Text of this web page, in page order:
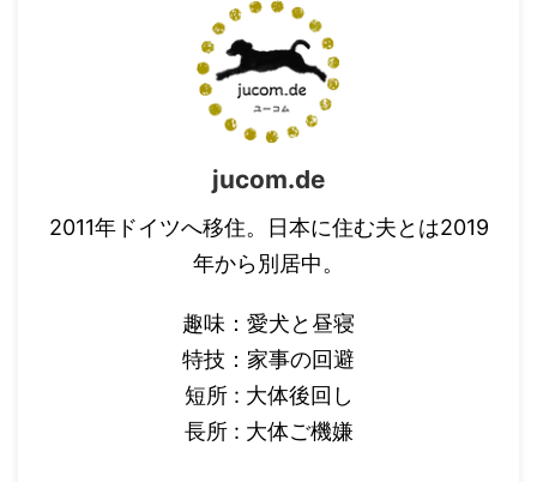
jucom.de
2011年ドイツへ移住。日本に住む夫とは2019
年から別居中。
趣味：愛犬と昼寝
特技：家事の回避
短所 : 大体後回し
長所 : 大体ご機嫌